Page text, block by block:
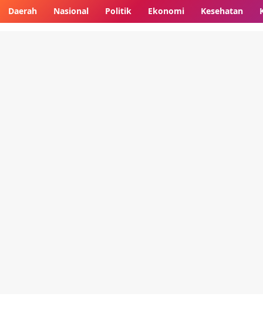
Daerah Nasional Politik Ekonomi Kesehatan